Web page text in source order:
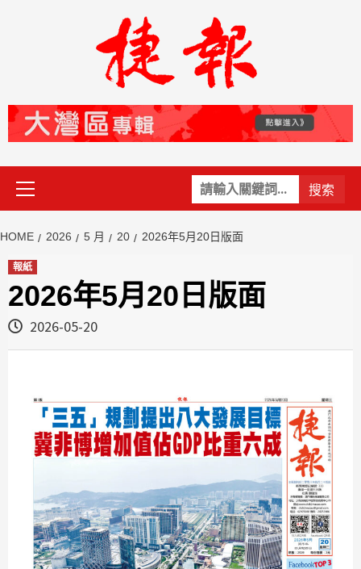
關
鍵
Primary
Menu
HOME 2026 5 月 20 2026年5月20日版面
報紙
2026年5月20日版面
2026-05-20